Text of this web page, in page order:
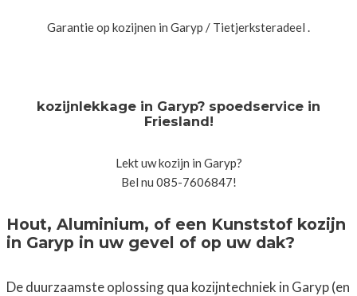
Garantie op kozijnen in Garyp / Tietjerksteradeel .
kozijnlekkage in Garyp? spoedservice in
Friesland!
Lekt uw kozijn in Garyp?
Bel nu 085-7606847!
Hout, Aluminium, of een Kunststof kozijn
in Garyp in uw gevel of op uw dak?
De duurzaamste oplossing qua kozijntechniek in Garyp (en